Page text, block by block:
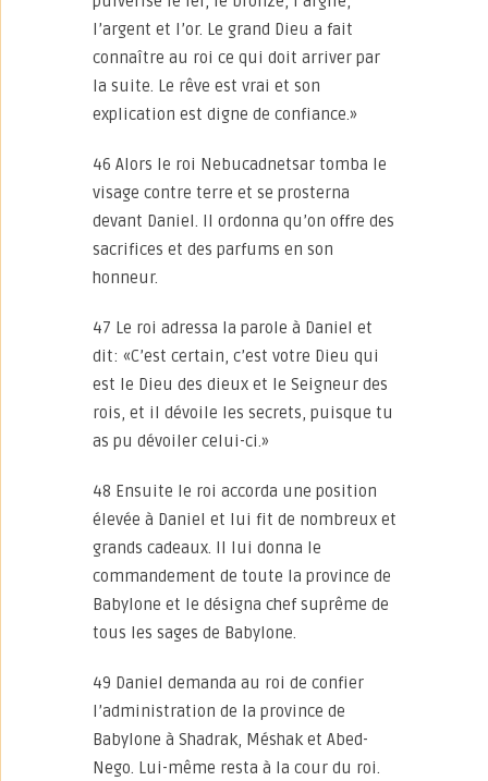
l’argent et l’or. Le grand Dieu a fait
connaître au roi ce qui doit arriver par
la suite. Le rêve est vrai et son
explication est digne de confiance.»
46 Alors le roi Nebucadnetsar tomba le
visage contre terre et se prosterna
devant Daniel. Il ordonna qu’on offre des
sacrifices et des parfums en son
honneur.
47 Le roi adressa la parole à Daniel et
dit: «C’est certain, c’est votre Dieu qui
est le Dieu des dieux et le Seigneur des
rois, et il dévoile les secrets, puisque tu
as pu dévoiler celui-ci.»
48 Ensuite le roi accorda une position
élevée à Daniel et lui fit de nombreux et
grands cadeaux. Il lui donna le
commandement de toute la province de
Babylone et le désigna chef suprême de
tous les sages de Babylone.
49 Daniel demanda au roi de confier
l’administration de la province de
Babylone à Shadrak, Méshak et Abed-
Nego. Lui-même resta à la cour du roi.